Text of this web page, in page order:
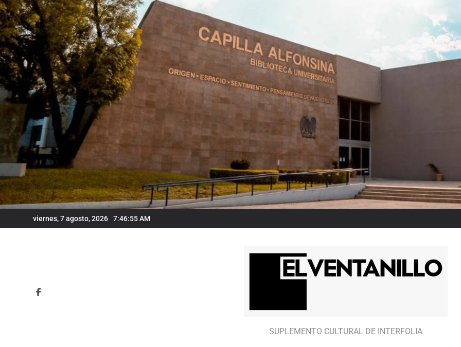
Skip
to
content
viernes, 7 agosto, 2026 7:46:56 AM
Raquel Tibol: “Reyes ponía
Raquel Tibol: “Reyes ponía
El Ventanillo
SUPLEMENTO CULTURAL DE INTERFOLIA